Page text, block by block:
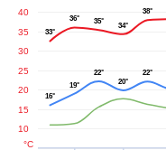
y
digital
basada
10
15
20
25
30
35
40
°C
33°
36° 35°
34°
38°
16°
19°
22°
20°
22°